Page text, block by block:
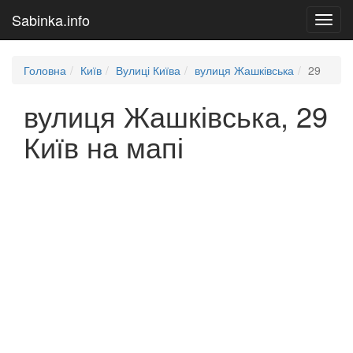
Sabinka.info
Головна Київ Вулиці Київа вулиця Жашківська 29
вулиця Жашківська, 29
Київ на мапі